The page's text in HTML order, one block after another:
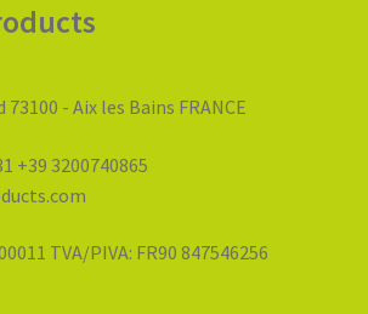
73100 - Aix les Bains FRANCE
+39 3200740865
TVA/PIVA: FR90 847546256